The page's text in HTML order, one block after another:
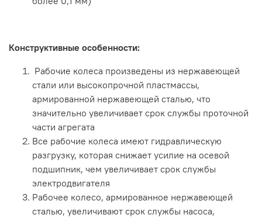
Конструктивные особенности:
Рабочие колеса произведены из нержавеющей
стали или высокопрочной пластмассы,
армированной нержавеющей сталью, что
значительно увеличивает срок службы проточной
части агрегата
Все рабочие колеса имеют гидравлическую
разгрузку, которая снижает усилие на осевой
подшипник, чем увеличивает срок службы
электродвигателя
Рабочее колесо, армированное нержавеющей
сталью, увеличивают срок службы насоса,